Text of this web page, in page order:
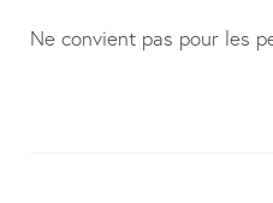
Ne convient pas pour les